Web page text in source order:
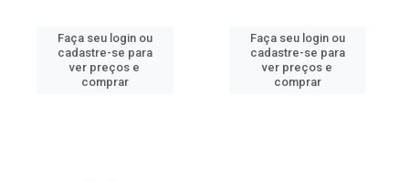
Faça seu login ou
cadastre-se para
ver preços e
comprar
Faça seu login ou
cadastre-se para
ver preços e
comprar